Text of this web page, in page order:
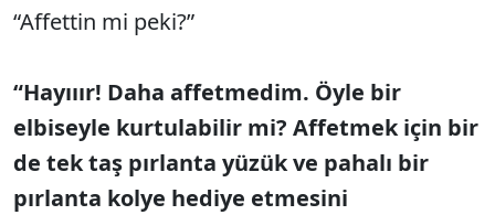
“Affettin mi peki?”
“Hayııır! Daha affetmedim. Öyle bir
elbiseyle kurtulabilir mi? Affetmek için bir
de tek taş pırlanta yüzük ve pahalı bir
pırlanta kolye hediye etmesini